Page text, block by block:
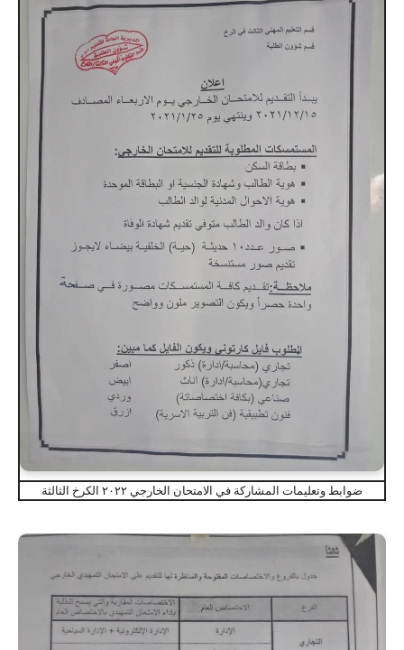
ضوابط وتعليمات المشاركة في الامتحان الخارجي ٢٠٢٢ الكرخ الثالثة